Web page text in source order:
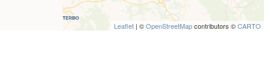
Leaflet | ©OpenStreetMapcontributors ©CARTO